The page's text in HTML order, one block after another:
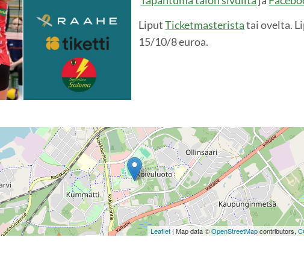
LiputTicketmasteristatai ovelta.
15/10/8 euroa.
Leaflet| Map data ©OpenStreetMapcontributors,